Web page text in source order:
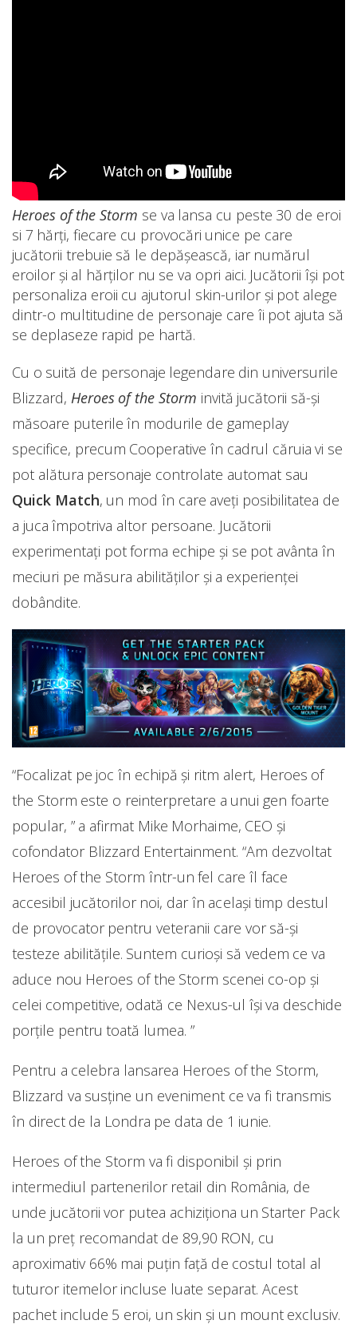
Heroes of the Storm se va lansa cu peste 30 de eroi
si 7 hărți, fiecare cu provocări unice pe care
jucătorii trebuie să le depășească, iar numărul
eroilor și al hărților nu se va opri aici. Jucătorii își pot
personaliza eroii cu ajutorul skin-urilor și pot alege
dintr-o multitudine de personaje care îi pot ajuta să
se deplaseze rapid pe hartă.
Cu o suită de personaje legendare din universurile
Blizzard, Heroes of the Storm invită jucătorii să-și
măsoare puterile în modurile de gameplay
specifice, precum Cooperative în cadrul căruia vi se
pot alătura personaje controlate automat sau
Quick Match, un mod în care aveți posibilitatea de
a juca împotriva altor persoane. Jucătorii
experimentați pot forma echipe și se pot avânta în
meciuri pe măsura abilităților și a experienței
dobândite.
“Focalizat pe joc în echipă și ritm alert, Heroes of
the Storm este o reinterpretare a unui gen foarte
popular, ” a afirmat Mike Morhaime, CEO și
cofondator Blizzard Entertainment. “Am dezvoltat
Heroes of the Storm într-un fel care îl face
accesibil jucătorilor noi, dar în același timp destul
de provocator pentru veteranii care vor să-și
testeze abilitățile. Suntem curioși să vedem ce va
aduce nou Heroes of the Storm scenei co-op și
celei competitive, odată ce Nexus-ul își va deschide
porțile pentru toată lumea. ”
Pentru a celebra lansarea Heroes of the Storm,
Blizzard va susține un eveniment ce va fi transmis
în direct de la Londra pe data de 1 iunie.
Heroes of the Storm va fi disponibil și prin
intermediul partenerilor retail din România, de
unde jucătorii vor putea achiziționa un Starter Pack
la un preț recomandat de 89,90 RON, cu
aproximativ 66% mai puțin față de costul total al
tuturor itemelor incluse luate separat. Acest
pachet include 5 eroi, un skin și un mount exclusiv.